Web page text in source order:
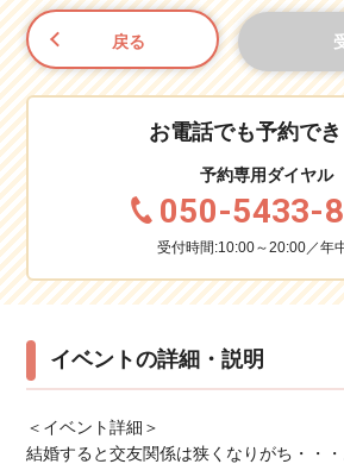
戻る
お電話でも予約で
予約専用ダイヤル
050-5433-
受付時間:10:00～20:00／年
イベントの詳細・説明
＜イベント詳細＞
結婚すると交友関係は狭くなりがち・・・